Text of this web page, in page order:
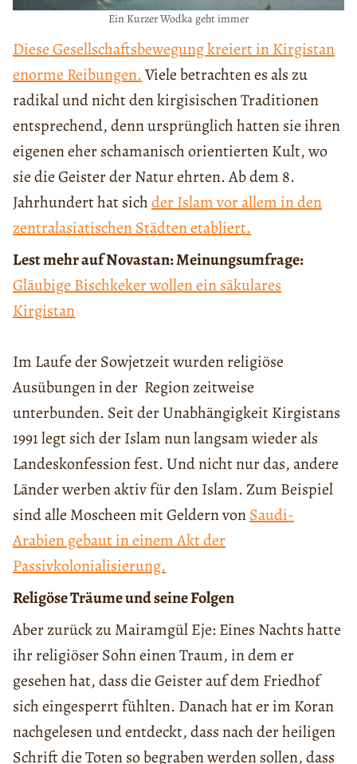
Ein Kurzer Wodka geht immer
Diese Gesellschaftsbewegung kreiert in Kirgistan
enorme Reibungen.Viele betrachten es als zu
radikal und nicht den kirgisischen Traditionen
entsprechend, denn ursprünglich hatten sie ihren
eigenen eher schamanisch orientierten Kult, wo
sie die Geister der Natur ehrten. Ab dem 8.
Jahrhundert hat sichder Islam vor allem in den
zentralasiatischen Städten etabliert.
Lest mehr auf Novastan: Meinungsumfrage:
Gläubige Bischkeker wollen ein säkulares
Kirgistan
Im Laufe der Sowjetzeit wurden religiöse
Ausübungen in der Region zeitweise
unterbunden. Seit der Unabhängigkeit Kirgistans
1991 legt sich der Islam nun langsam wieder als
Landeskonfession fest. Und nicht nur das, andere
Länder werben aktiv für den Islam. Zum Beispiel
sind alle Moscheen mit Geldern vonSaudi-
Arabien gebaut in einem Akt der
Passivkolonialisierung.
Religöse Träume und seine Folgen
Aber zurück zu Mairamgül Eje: Eines Nachts hatte
ihr religiöser Sohn einen Traum, in dem er
gesehen hat, dass die Geister auf dem Friedhof
sich eingesperrt fühlten. Danach hat er im Koran
nachgelesen und entdeckt, dass nach der heiligen
Schrift die Toten so begraben werden sollen, dass